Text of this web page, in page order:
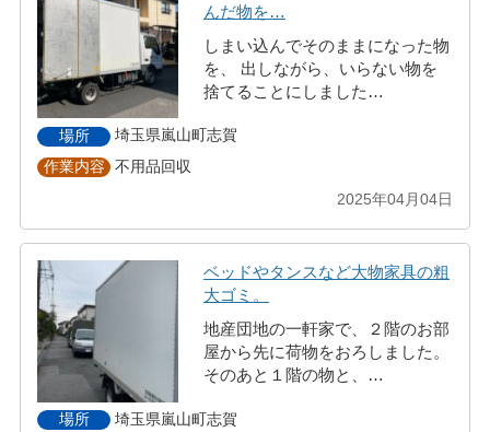
んだ物を…
しまい込んでそのままになった物
を、 出しながら、いらない物を
捨てることにしました…
場所
埼玉県嵐山町志賀
作業内容
不用品回収
2025年04月04日
ベッドやタンスなど大物家具の粗
大ゴミ。
地産団地の一軒家で、２階のお部
屋から先に荷物をおろしました。
そのあと１階の物と、…
場所
埼玉県嵐山町志賀